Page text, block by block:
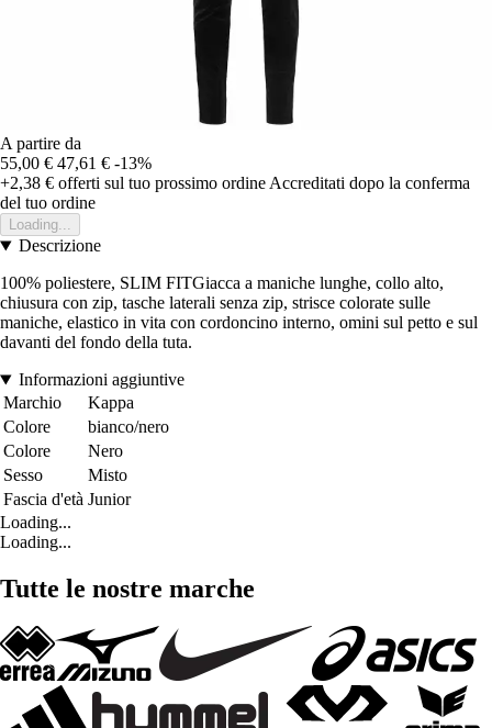
A partire da
55,00 € 47,61 € -13%
+2,38 € offerti sul tuo prossimo ordine Accreditati dopo la conferma
del tuo ordine
Loading...
Descrizione
100% poliestere, SLIM FITGiacca a maniche lunghe, collo alto,
chiusura con zip, tasche laterali senza zip, strisce colorate sulle
maniche, elastico in vita con cordoncino interno, omini sul petto e sul
davanti del fondo della tuta.
Informazioni aggiuntive
Marchio
Kappa
Colore
bianco/nero
Colore
Nero
Sesso
Misto
Fascia d'età Junior
Loading...
Loading...
Tutte le nostre marche